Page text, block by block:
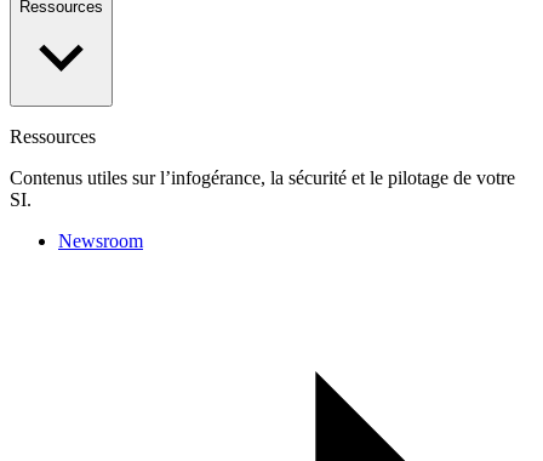
Ressources
Ressources
Contenus utiles sur l’infogérance, la sécurité et le pilotage de votre
SI.
Newsroom